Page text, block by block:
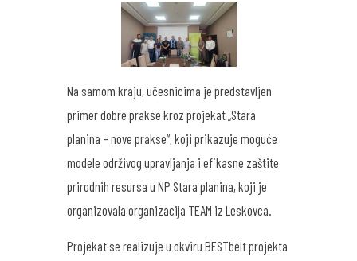
Na samom kraju, učesnicima je predstavljen
primer dobre prakse kroz projekat „Stara
planina – nove prakse“, koji prikazuje moguće
modele održivog upravljanja i efikasne zaštite
prirodnih resursa u NP Stara planina, koji je
organizovala organizacija TEAM iz Leskovca.
Projekat se realizuje u okviru BESTbelt projekta